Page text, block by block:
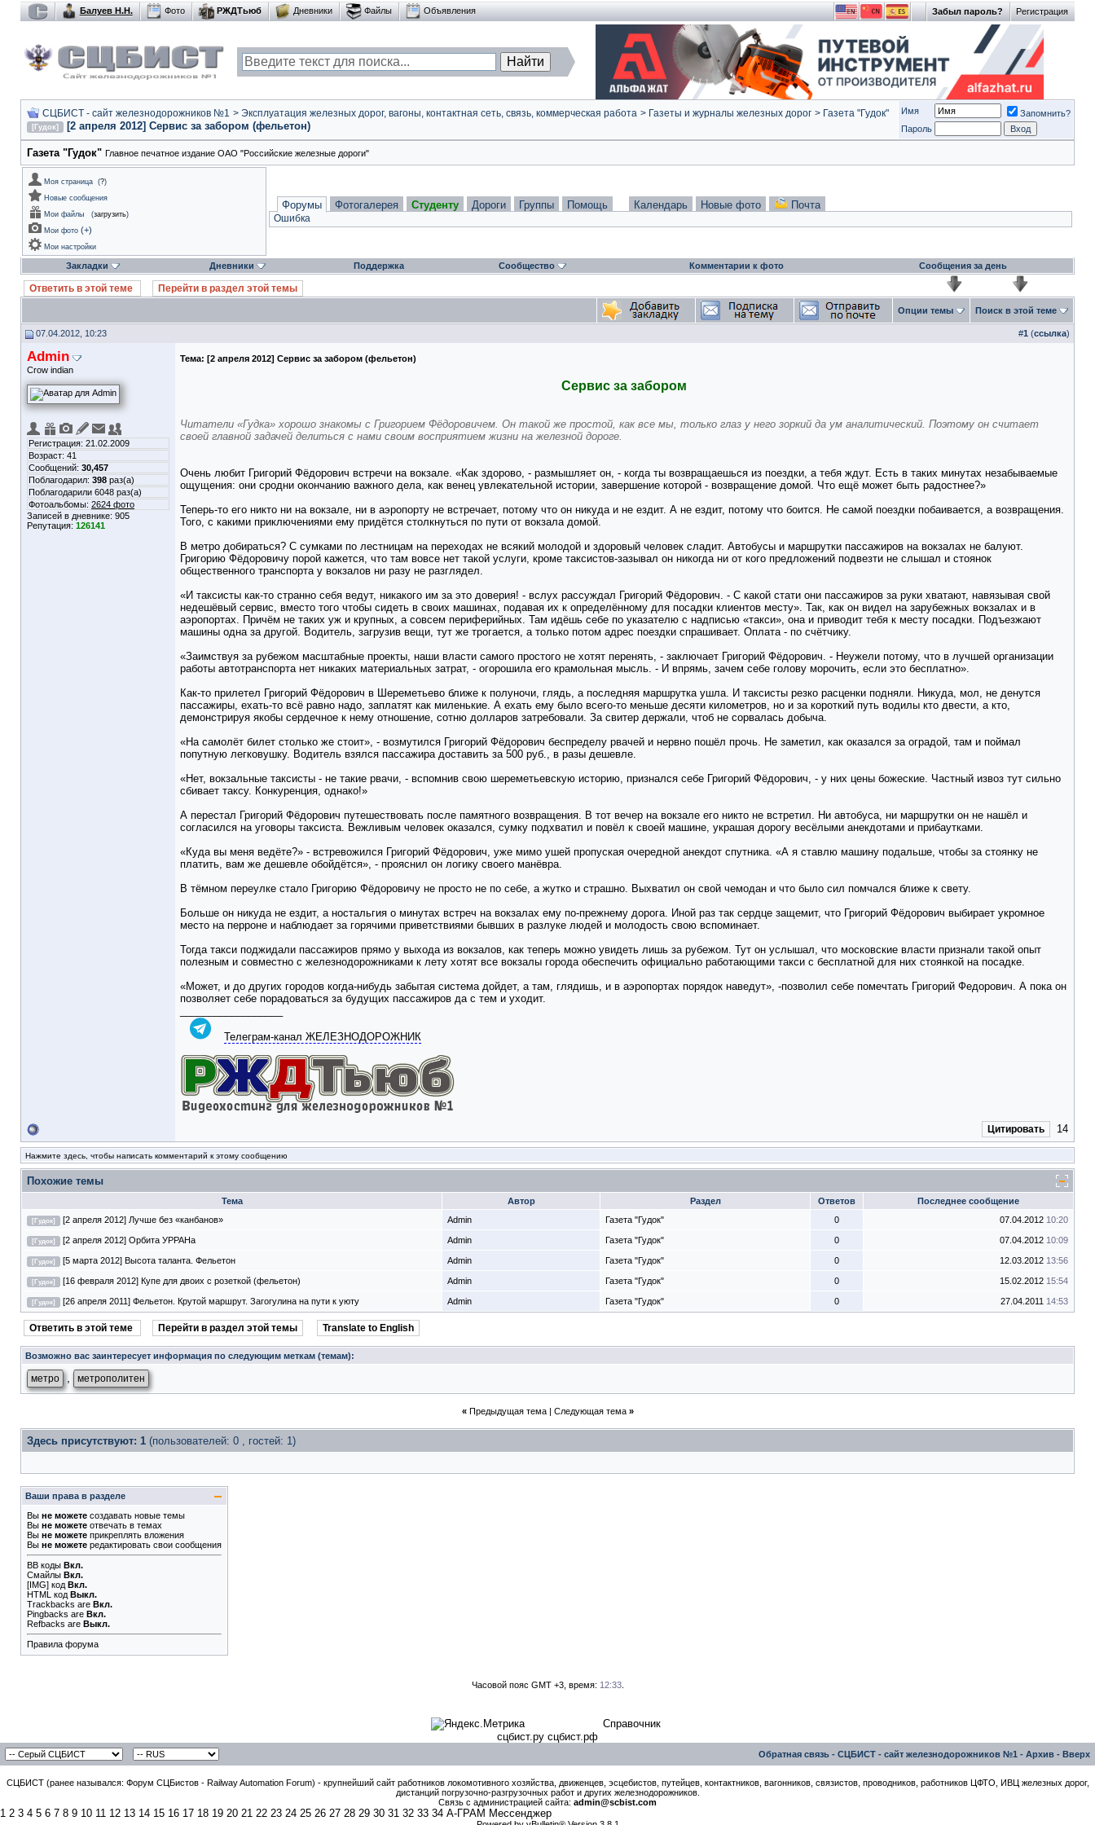
Регистрация
Забыл пароль?
Балуев Н.Н. Фото РЖДТьюб Дневники Файлы Объявления
СЦБИСТ - сайт железнодорожников №1 > Эксплуатация железных дорог, вагоны, контактная сеть, связь, коммерческая работа > Газеты и журналы железных дорог > Газета "Гудок"
[Гудок] [2 апреля 2012] Сервис за забором (фельетон)
Имя
Запомнить?
Пароль
Газета "Гудок" Главное печатное издание ОАО "Российские железные дороги"
Моя страница (?)
Новые сообщения
Мои файлы
(загрузить)
Мои фото (+)
Мои настройки
Форумы Фотогалерея Студенту Дороги Группы Помощь Календарь Новые фото Почта
Ошибка
Закладки Дневники Поддержка Сообщество Комментарии к фото Сообщения за день
Ответить в этой теме Перейти в раздел этой темы
Опции темы Поиск в этой теме
07.04.2012, 10:23 #1 (ссылка)
Admin
Crow indian
Регистрация: 21.02.2009
Возраст: 41
Сообщений: 30,457
Поблагодарил: 398 раз(а)
Поблагодарили 6048 раз(а)
Фотоальбомы: 2624 фото
Записей в дневнике: 905
Репутация: 126141
Тема: [2 апреля 2012] Сервис за забором (фельетон)
Сервис за забором
Читатели «Гудка» хорошо знакомы с Григорием Фёдоровичем. Он такой же простой, как все мы, только глаз у него зоркий да ум аналитический. Поэтому он считает
своей главной задачей делиться с нами своим восприятием жизни на железной дороге.
Очень любит Григорий Фёдорович встречи на вокзале. «Как здорово, - размышляет он, - когда ты возвращаешься из поездки, а тебя ждут. Есть в таких минутах незабываемые
ощущения: они сродни окончанию важного дела, как венец увлекательной истории, завершение которой - возвращение домой. Что ещё может быть радостнее?»
Теперь-то его никто ни на вокзале, ни в аэропорту не встречает, потому что он никуда и не ездит. А не ездит, потому что боится. Не самой поездки побаивается, а возвращения.
Того, с какими приключениями ему придётся столкнуться по пути от вокзала домой.
В метро добираться? С сумками по лестницам на переходах не всякий молодой и здоровый человек сладит. Автобусы и маршрутки пассажиров на вокзалах не балуют.
Григорию Фёдоровичу порой кажется, что там вовсе нет такой услуги, кроме таксистов-зазывал он никогда ни от кого предложений подвезти не слышал и стоянок
общественного транспорта у вокзалов ни разу не разглядел.
«И таксисты как-то странно себя ведут, никакого им за это доверия! - вслух рассуждал Григорий Фёдорович. - С какой стати они пассажиров за руки хватают, навязывая свой
недешёвый сервис, вместо того чтобы сидеть в своих машинах, подавая их к определённому для посадки клиентов месту». Так, как он видел на зарубежных вокзалах и в
аэропортах. Причём не таких уж и крупных, а совсем периферийных. Там идёшь себе по указателю с надписью «такси», она и приводит тебя к месту посадки. Подъезжают
машины одна за другой. Водитель, загрузив вещи, тут же трогается, а только потом адрес поездки спрашивает. Оплата - по счётчику.
«Заимствуя за рубежом масштабные проекты, наши власти самого простого не хотят перенять, - заключает Григорий Фёдорович. - Неужели потому, что в лучшей организации
работы автотранспорта нет никаких материальных затрат, - огорошила его крамольная мысль. - И впрямь, зачем себе голову морочить, если это бесплатно».
Как-то прилетел Григорий Фёдорович в Шереметьево ближе к полуночи, глядь, а последняя маршрутка ушла. И таксисты резко расценки подняли. Никуда, мол, не денутся
пассажиры, ехать-то всё равно надо, заплатят как миленькие. А ехать ему было всего-то меньше десяти километров, но и за короткий путь водилы кто двести, а кто,
демонстрируя якобы сердечное к нему отношение, сотню долларов затребовали. За свитер держали, чтоб не сорвалась добыча.
«На самолёт билет столько же стоит», - возмутился Григорий Фёдорович беспределу рвачей и нервно пошёл прочь. Не заметил, как оказался за оградой, там и поймал
попутную легковушку. Водитель взялся пассажира доставить за 500 руб., в разы дешевле.
«Нет, вокзальные таксисты - не такие рвачи, - вспомнив свою шереметьевскую историю, признался себе Григорий Фёдорович, - у них цены божеские. Частный извоз тут сильно
сбивает таксу. Конкуренция, однако!»
А перестал Григорий Фёдорович путешествовать после памятного возвращения. В тот вечер на вокзале его никто не встретил. Ни автобуса, ни маршрутки он не нашёл и
согласился на уговоры таксиста. Вежливым человек оказался, сумку подхватил и повёл к своей машине, украшая дорогу весёлыми анекдотами и прибаутками.
«Куда вы меня ведёте?» - встревожился Григорий Фёдорович, уже мимо ушей пропуская очередной анекдот спутника. «А я ставлю машину подальше, чтобы за стоянку не
платить, вам же дешевле обойдётся», - прояснил он логику своего манёвра.
В тёмном переулке стало Григорию Фёдоровичу не просто не по себе, а жутко и страшно. Выхватил он свой чемодан и что было сил помчался ближе к свету.
Больше он никуда не ездит, а ностальгия о минутах встреч на вокзалах ему по-прежнему дорога. Иной раз так сердце защемит, что Григорий Фёдорович выбирает укромное
место на перроне и наблюдает за горячими приветствиями бывших в разлуке людей и молодость свою вспоминает.
Тогда такси поджидали пассажиров прямо у выхода из вокзалов, как теперь можно увидеть лишь за рубежом. Тут он услышал, что московские власти признали такой опыт
полезным и совместно с железнодорожниками к лету хотят все вокзалы города обеспечить официально работающими такси с бесплатной для них стоянкой на посадке.
«Может, и до других городов когда-нибудь забытая система дойдет, а там, глядишь, и в аэропортах порядок наведут», -позволил себе помечтать Григорий Федорович. А пока он
позволяет себе порадоваться за будущих пассажиров да с тем и уходит.
Телеграм-канал ЖЕЛЕЗНОДОРОЖНИК
Цитировать 14
Нажмите здесь, чтобы написать комментарий к этому сообщению
Похожие темы
Тема Автор Раздел Ответов Последнее сообщение
[Гудок] [2 апреля 2012] Лучше без «канбанов» Admin Газета "Гудок" 0 07.04.2012 10:20
[Гудок] [2 апреля 2012] Орбита УРРАНа Admin Газета "Гудок" 0 07.04.2012 10:09
[Гудок] [5 марта 2012] Высота таланта. Фельетон Admin Газета "Гудок" 0 12.03.2012 13:56
[Гудок] [16 февраля 2012] Купе для двоих с розеткой (фельетон) Admin Газета "Гудок" 0 15.02.2012 15:54
[Гудок] [26 апреля 2011] Фельетон. Крутой маршрут. Загогулина на пути к уюту Admin Газета "Гудок" 0 27.04.2011 14:53
Ответить в этой теме Перейти в раздел этой темы Translate to English
Возможно вас заинтересует информация по следующим меткам (темам):
метро метрополитен
« Предыдущая тема| Следующая тема »
Здесь присутствуют: 1 (пользователей: 0 , гостей: 1)
Ваши права в разделе
Вы не можете создавать новые темы
Вы не можете отвечать в темах
Вы не можете прикреплять вложения
Вы не можете редактировать свои сообщения
BB коды Вкл.
Смайлы Вкл.
[IMG] код Вкл.
HTML код Выкл.
Trackbacks are Вкл.
Pingbacks are Вкл.
Refbacks are Выкл.
Правила форума
Часовой пояс GMT +3, время: 12:33.
Справочник
сцбист.ру сцбист.рф
Обратная связь - СЦБИСТ - сайт железнодорожников №1 - Архив - Вверх
СЦБИСТ (ранее назывался: Форум СЦБистов - Railway Automation Forum) - крупнейший сайт работников локомотивного хозяйства, движенцев, эсцебистов, путейцев, контактников, вагонников, связистов, проводников, работников ЦФТО, ИВЦ железных дорог,
дистанций погрузочно-разгрузочных работ и других железнодорожников.
Связь с администрацией сайта: admin@scbist.com
1 2 3 4 5 6 7 8 9 10 11 12 13 14 15 16 17 18 19 20 21 22 23 24 25 26 27 28 29 30 31 32 33 34 А-ГРАМ Мессенджер